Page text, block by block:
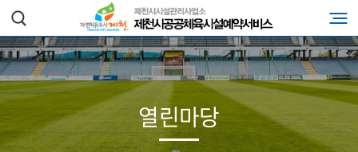
열린마당